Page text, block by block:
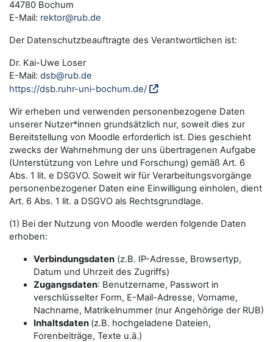
44780 Bochum
E-Mail: rektor@rub.de
Der Datenschutzbeauftragte des Verantwortlichen ist:
Dr. Kai-Uwe Loser
E-Mail: dsb@rub.de
https://dsb.ruhr-uni-bochum.de/
Wir erheben und verwenden personenbezogene Daten
unserer Nutzer*innen grundsätzlich nur, soweit dies zur
Bereitstellung von Moodle erforderlich ist. Dies geschieht
zwecks der Wahrnehmung der uns übertragenen Aufgabe
(Unterstützung von Lehre und Forschung) gemäß Art. 6
Abs. 1 lit. e DSGVO. Soweit wir für Verarbeitungsvorgänge
personenbezogener Daten eine Einwilligung einholen, dient
Art. 6 Abs. 1 lit. a DSGVO als Rechtsgrundlage.
(1) Bei der Nutzung von Moodle werden folgende Daten
erhoben:
Verbindungsdaten (z.B. IP-Adresse, Browsertyp,
Datum und Uhrzeit des Zugriffs)
Zugangsdaten: Benutzername, Passwort in
verschlüsselter Form, E-Mail-Adresse, Vorname,
Nachname, Matrikelnummer (nur Angehörige der RUB)
Inhaltsdaten (z.B. hochgeladene Dateien,
Forenbeiträge, Texte u.ä.)